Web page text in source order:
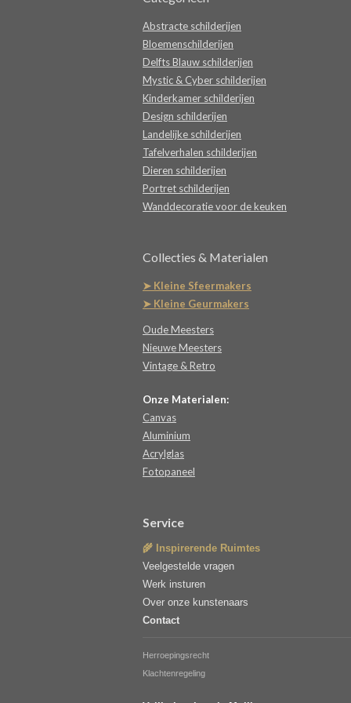
Abstracte schilderijen
Bloemenschilderijen
Delfts Blauw schilderijen
Mystic & Cyber schilderijen
Kinderkamer schilderijen
Design schilderijen
Landelijke schilderijen
Tafelverhalen schilderijen
Dieren schilderijen
Portret schilderijen
Wanddecoratie voor de keuken
Collecties & Materialen
➤ Kleine Sfeermakers
➤ Kleine Geurmakers
Oude Meesters
Nieuwe Meesters
Vintage & Retro
Onze Materialen:
Canvas
Aluminium
Acrylglas
Fotopaneel
Service
🌾 Inspirerende Ruimtes
Veelgestelde vragen
Werk insturen
Over onze kunstenaars
Contact
Herroepingsrecht
Klachtenregeling